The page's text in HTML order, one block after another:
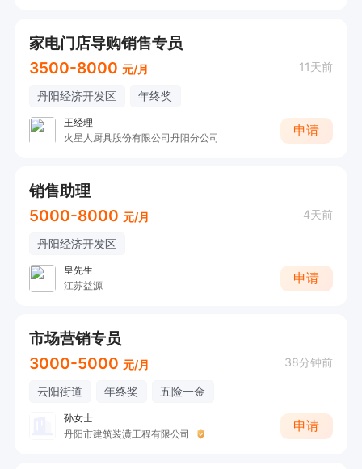
家电门店导购销售专员
3500-8000 元/月 11天前
丹阳经济开发区 年终奖
王经理
火星人厨具股份有限公司丹阳分公司
申请
销售助理
5000-8000 元/月 4天前
丹阳经济开发区
皇先生
江苏益源
申请
市场营销专员
3000-5000 元/月 38分钟前
云阳街道 年终奖 五险一金
孙女士
丹阳市建筑装潢工程有限公司
申请